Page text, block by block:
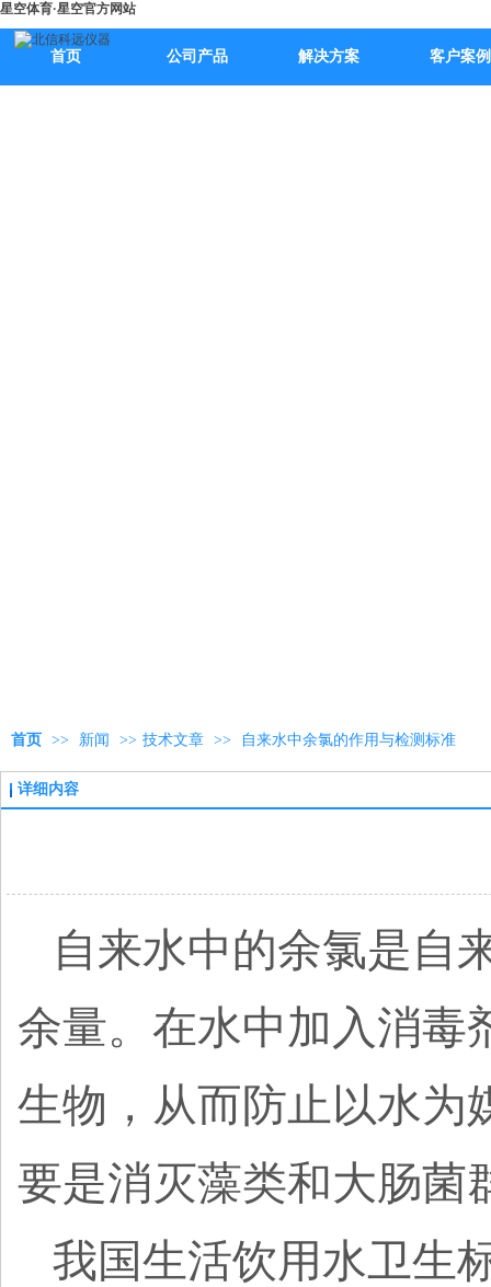
星空体育·星空官方网站
首页 公司产品 解决方案 客户案例
首页 >> 新闻 >> 技术文章 >> 自来水中余氯的作用与检测标准
详细内容
自来水中的余氯是自
余量。在水中加入消毒
生物，从而防止以水为
要是消灭藻类和大肠菌
我国生活饮用水卫生